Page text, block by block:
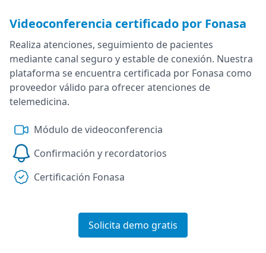
Videoconferencia certificado por Fonasa
Realiza atenciones, seguimiento de pacientes
mediante canal seguro y estable de conexión. Nuestra
plataforma se encuentra certificada por Fonasa como
proveedor válido para ofrecer atenciones de
telemedicina.
Módulo de videoconferencia
Confirmación y recordatorios
Certificación Fonasa
Solicita demo gratis